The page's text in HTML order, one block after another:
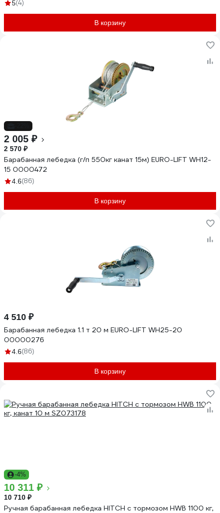
5(4)
В корзину
2 005 ₽
2 570 ₽
Барабанная лебедка (г/п 550кг канат 15м) EURO-LIFT WH12-
15 0000472
4.6(86)
В корзину
4 510 ₽
Барабанная лебедка 1.1 т 20 м EURO-LIFT WH25-20
00000276
4.6(86)
В корзину
-4%
10 311 ₽
10 710 ₽
Ручная барабанная лебедка HITCH с тормозом HWB 1100 кг,